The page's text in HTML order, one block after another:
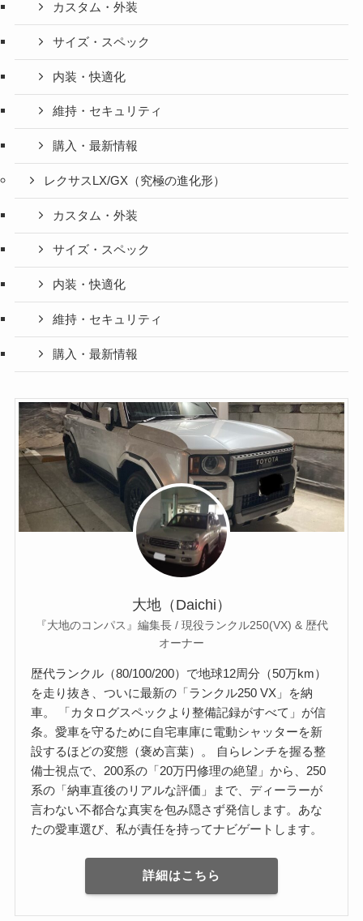
カスタム・外装
サイズ・スペック
内装・快適化
維持・セキュリティ
購入・最新情報
レクサスLX/GX（究極の進化形）
カスタム・外装
サイズ・スペック
内装・快適化
維持・セキュリティ
購入・最新情報
大地（Daichi）
『大地のコンパス』編集長 / 現役ランクル250(VX) & 歴代
オーナー
歴代ランクル（80/100/200）で地球12周分（50万km）
を走り抜き、ついに最新の「ランクル250 VX」を納
車。 「カタログスペックより整備記録がすべて」が信
条。愛車を守るために自宅車庫に電動シャッターを新
設するほどの変態（褒め言葉）。 自らレンチを握る整
備士視点で、200系の「20万円修理の絶望」から、250
系の「納車直後のリアルな評価」まで、ディーラーが
言わない不都合な真実を包み隠さず発信します。あな
たの愛車選び、私が責任を持ってナビゲートします。
詳細はこちら